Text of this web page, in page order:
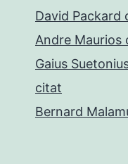
David Packard
Andre Maurios
Gaius
citat
Bernard